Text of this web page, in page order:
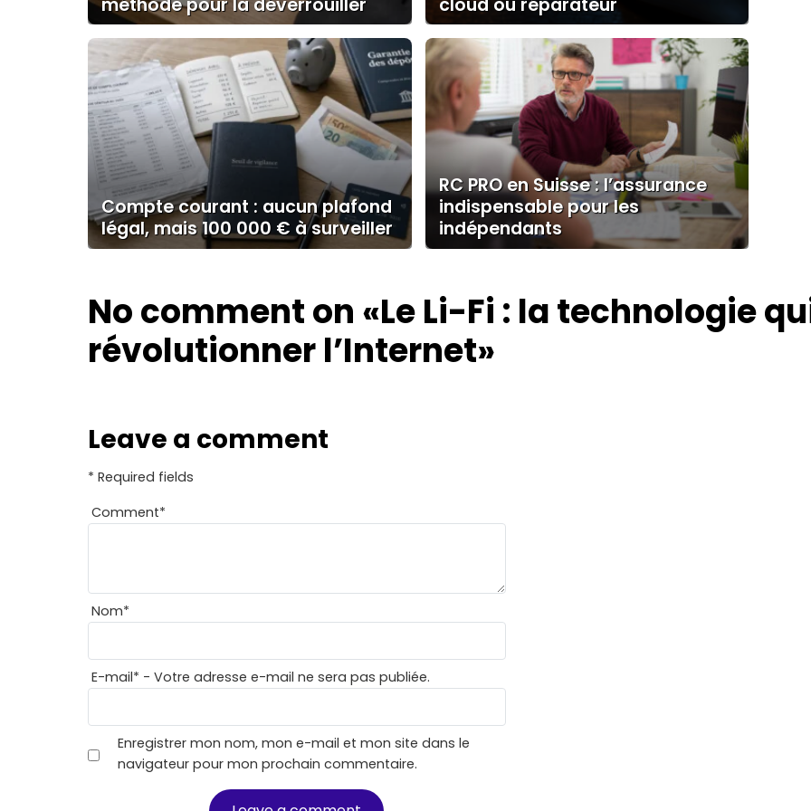
Compte courant : aucun plafond
légal, mais 100 000 € à surveiller
RC PRO en Suisse : l’assurance
indispensable pour les
indépendants
No comment on «Le Li-Fi : la technologie
révolutionner l’Internet»
Leave a comment
* Required fields
Comment*
Nom*
E-mail* - Votre adresse e-mail ne sera pas publiée.
Enregistrer mon nom, mon e-mail et mon site dans le
navigateur pour mon prochain commentaire.